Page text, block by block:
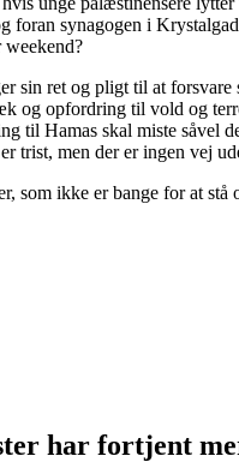
foran synagogen i
weekend?
sin ret og pligt til at
og opfordring til vold og
til Hamas skal miste såvel
trist, men der er ingen vej
som ikke er bange for at
har fortjent